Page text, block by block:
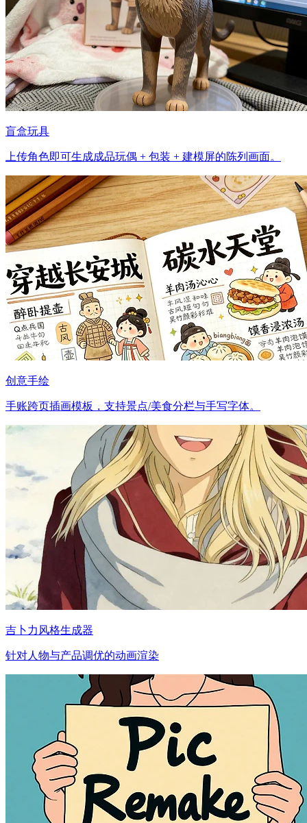
盲盒玩具
上传角色即可生成成品玩偶 + 包装 + 建模屏的陈列画面。
创意手绘
手账跨页插画模板，支持景点/美食分栏与手写字体。
吉卜力风格生成器
针对人物与产品调优的动画渲染